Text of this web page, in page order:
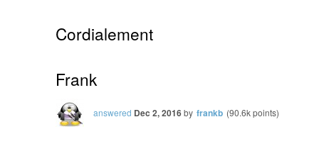
Cordialement
Frank
answered Dec 2, 2016by frankb (90.6kpoints)